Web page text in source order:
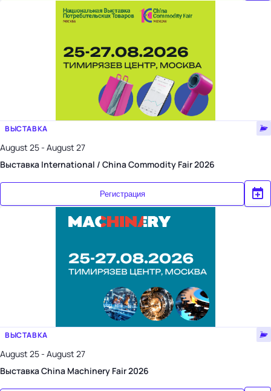
ВЫСТАВКА
August 25 - August 27
Выставка International / China Commodity Fair 2026
Регистрация
ВЫСТАВКА
August 25 - August 27
Выставка China Machinery Fair 2026